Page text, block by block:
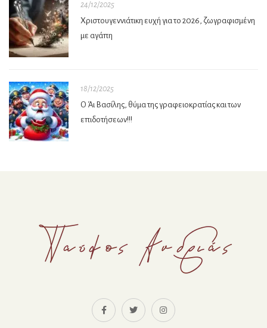
24/12/2025
Χριστουγεννιάτικη ευχή για το 2026, ζωγραφισμένη
με αγάπη
18/12/2025
Ο Άι Βασίλης, θύμα της γραφειοκρατίας και των
επιδοτήσεων!!!